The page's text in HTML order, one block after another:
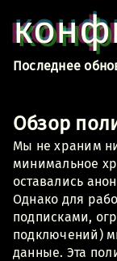
Последнее
Обзор
Мы не храним
минимальное
оставались
Однако для
подписками,
подключений)
данные. Эта